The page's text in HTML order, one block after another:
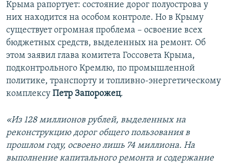
Крыма рапортует: состояние дорог полуострова у
них находится на особом контроле. Но в Крыму
существует огромная проблема – освоение всех
бюджетных средств, выделенных на ремонт. Об
этом заявил глава комитета Госсовета Крыма,
подконтрольного Кремлю, по промышленной
политике, транспорту и топливно-энергетическому
комплексу Петр Запорожец.
«Из 128 миллионов рублей, выделенных на
реконструкцию дорог общего пользования в
прошлом году, освоено лишь 74 миллиона. На
выполнение капитального ремонта и содержание